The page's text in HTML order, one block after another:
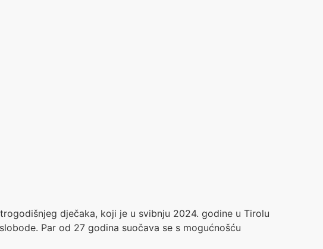
dječaka, koji je u svibnju 2024. godine u Tirolu
Par od 27 godina suočava se s mogućnošću